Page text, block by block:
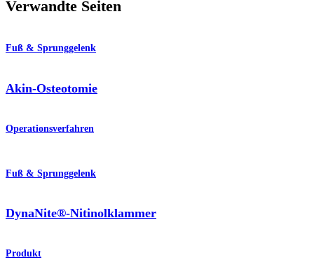
Verwandte Seiten
Fuß & Sprunggelenk
Akin-Osteotomie
Operationsverfahren
Fuß & Sprunggelenk
DynaNite®-Nitinolklammer
Produkt